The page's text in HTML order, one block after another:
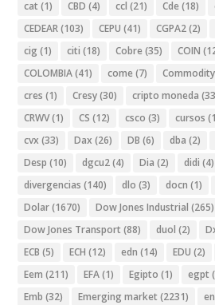
cat (1) CBD (4) ccl (21) Cde (18)
CEDEAR(103) CEPU (41) CGPA2(2)
cig (1) citi (18) Cobre (35) COIN
COLOMBIA(41) come (7) Commodity
cres (1) Cresy(30) cripto moneda
CRWV(1) CS (12) csco (3) cursos
cvx (33) Dax (26) DB (6) dba (2)
Desp (10) dgcu2(4) Dia (2) didi (4)
divergencias (140) dlo (3) docn (1)
Dolar(1670) Dow Jones Industrial (265)
Dow Jones Transport (88) duol (2)
ECB (5) ECH (12) edn (14) EDU (2)
Eem (211) EFA(1) Egipto (1) egpt
Emb (32) Emerging market (2231)